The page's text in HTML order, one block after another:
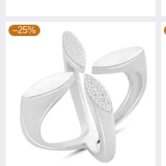
–25%